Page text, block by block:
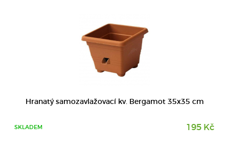
Hranatý samozavlažovací kv. Bergamot 35x35 cm
SKLADEM 195 Kč